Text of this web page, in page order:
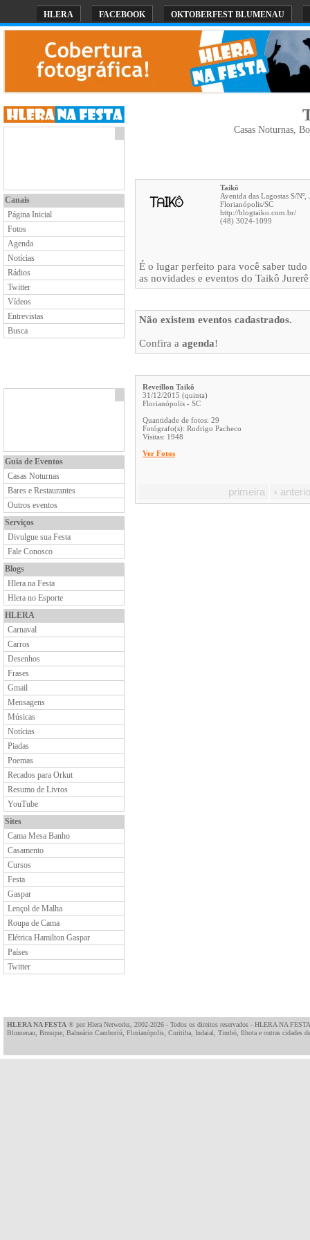
HLERA FACEBOOK OKTOBERFEST BLUMENAU
Canais
Página Inicial
Fotos
Agenda
Notícias
Rádios
Twitter
Vídeos
Entrevistas
Busca
Guia de Eventos
Casas Noturnas
Bares e Restaurantes
Outros eventos
Serviços
Divulgue sua Festa
Fale Conosco
Blogs
Hlera na Festa
Hlera no Esporte
HLERA
Carnaval
Carros
Desenhos
Frases
Gmail
Mensagens
Músicas
Notícias
Piadas
Poemas
Recados para Orkut
Resumo de Livros
YouTube
Sites
Cama Mesa Banho
Casamento
Cursos
Festa
Gaspar
Lençol de Malha
Roupa de Cama
Elétrica Hamilton Gaspar
Países
Twitter
Casas Noturnas,
Taikô
Avenida das Lagostas S/
Florianópolis/SC
http://blogtaiko.com.br/
(48) 3024-1099
É o lugar perfeito para você saber
as novidades e eventos do Taikô
Não existem eventos cadastrados.
Confira a agenda!
Reveillon Taikô
31/12/2015 (quinta)
Florianópolis - SC
Quantidade de fotos: 29
Fotógrafo(s): Rodrigo Pacheco
Visitas: 1948
Ver Fotos
primeira ‹
HLERA NA FESTA ® porHlera Networks , 2002-2026 - Todos os direitos reservados - HLERA NA
Blumenau, Brusque, Balneário Camboriú, Florianópolis, Curitiba, Indaial, Timbó, Ilhota e outras cidades